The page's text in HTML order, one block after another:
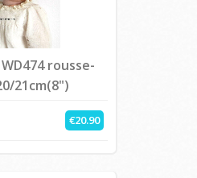
rousse-
21cm(8")
€20.90